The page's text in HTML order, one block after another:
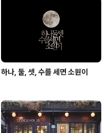
하나, 둘, 셋, 수를 세면 소원이